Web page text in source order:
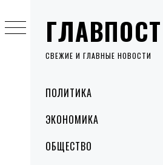
ГЛАВПОСТ
СВЕЖИЕ И ГЛАВНЫЕ НОВОСТИ
MenuПОЛИТИКА
ЭКОНОМИКА
ОБЩЕСТВО
to
content